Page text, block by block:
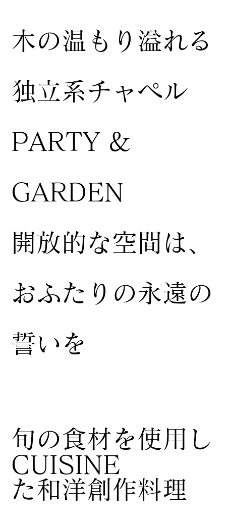
CUISINE
​旬の食材を使用し
た和洋創作料理
木の温もり溢れる
独立系チャペル
PARTY &
GARDEN
開放的な空間は、
おふたりの永遠の
誓いを